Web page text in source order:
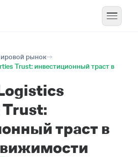
рынок
Trust: инвестиционный траст в
траст в